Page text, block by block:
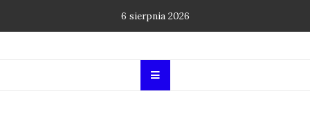
6 sierpnia 2026